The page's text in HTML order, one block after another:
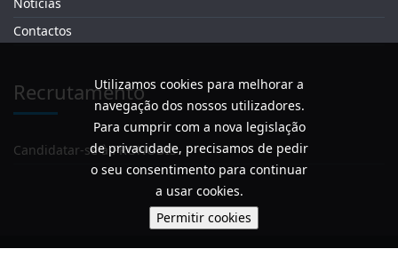
Contactos
Recrutamento
Candidatar-se à PRONODIS
Utilizamos cookies para melhorar a
navegação dos nossos utilizadores.
Para cumprir com a nova legislação
de privacidade, precisamos de pedir
o seu consentimento para continuar
a usar cookies.